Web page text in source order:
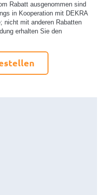
Rabatt ausgenommen sind
in Kooperation mit DEKRA
nicht mit anderen Rabatten
erhalten Sie den